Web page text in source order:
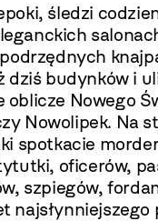
śledzi
budynków i
oblicze Nowego
Nowolipek. Na
spotkacie
oficerów,
szpiegów,
najsłynniejszego